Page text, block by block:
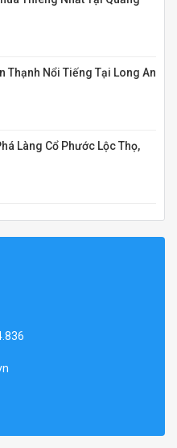
Thạnh Nổi Tiếng Tại Long An
Làng Cổ Phước Lộc Thọ,